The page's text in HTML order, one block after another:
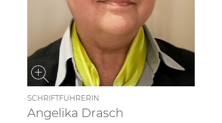
SCHRIFTFÜHRERIN
Angelika Drasch